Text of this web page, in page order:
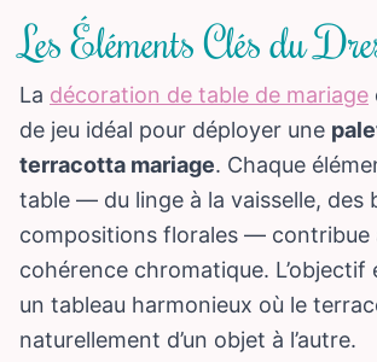
Les Éléments Clés du
La décoration de table de mariage
de jeu idéal pour déployer une
terracotta mariage. Chaque
table — du linge à la vaisselle, des
compositions florales — contribue
cohérence chromatique. L’objectif
un tableau harmonieux où le
naturellement d’un objet à l’autre.